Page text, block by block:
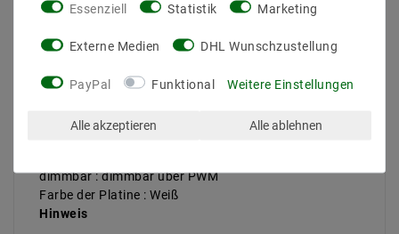
Leistung (W) pro Meter bis : 6
Breite in mm : 5
Lichtausbeute bis : 120 lm/W
Schutzklasse : 20
dimmbar : dimmbar über PWM
Farbe der Platine : Weiß
Hinweis
Essenziell Statistik Marketing
Externe Medien DHL Wunschzustellung
PayPal Funktional Weitere Einstellungen
Alle akzeptieren Alle ablehnen